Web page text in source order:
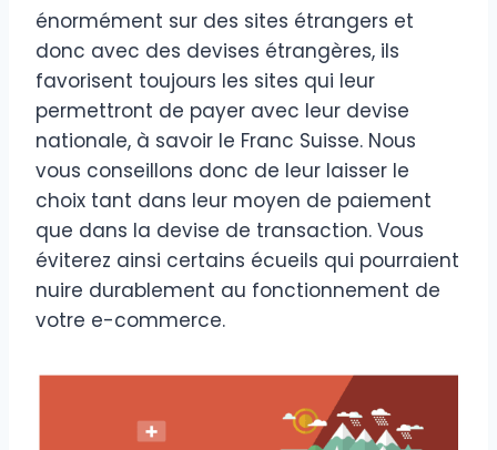
énormément sur des sites étrangers et
donc avec des devises étrangères, ils
favorisent toujours les sites qui leur
permettront de payer avec leur devise
nationale, à savoir le Franc Suisse. Nous
vous conseillons donc de leur laisser le
choix tant dans leur moyen de paiement
que dans la devise de transaction. Vous
éviterez ainsi certains écueils qui pourraient
nuire durablement au fonctionnement de
votre e-commerce.